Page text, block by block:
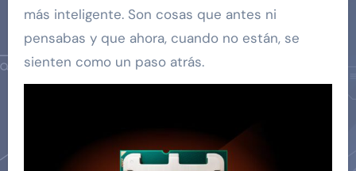
más inteligente. Son cosas que antes ni
pensabas y que ahora, cuando no están, se
sienten como un paso atrás.